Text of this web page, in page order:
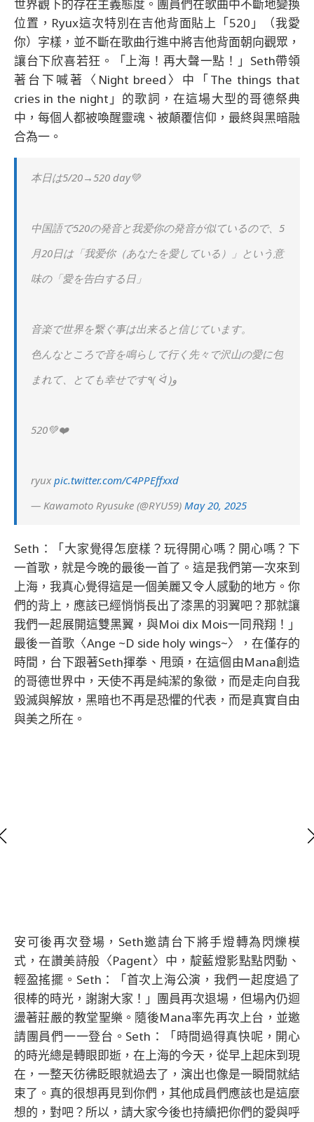
世界觀下的存在主義態度。團員們在歌曲中不斷地變換
位置，Ryux這次特別在吉他背面貼上「520」（我愛
你）字樣，並不斷在歌曲行進中將吉他背面朝向觀眾，
讓台下欣喜若狂。「上海！再大聲一點！」Seth帶領
著台下喊著〈Night breed〉中「The things that
cries in the night」的歌詞，在這場大型的哥德祭典
中，每個人都被喚醒靈魂、被顛覆信仰，最終與黑暗融
合為一。
本日は5/20→520 day💚
中国語で520の発音と我爱你の発音が似ているので、5
月20日は「我爱你（あなたを愛している）」という意
味の「愛を告白する日」
音楽で世界を繋ぐ事は出来ると信じています。
色んなところで音を鳴らして行く先々で沢山の愛に包
まれて、とても幸せです٩( ᐛ )و
520💚❤️
ryuxpic.twitter.com/C4PPEffxxd
— Kawamoto Ryusuke (@RYU59) May 20, 2025
Seth：「大家覺得怎麼樣？玩得開心嗎？開心嗎？下
一首歌，就是今晚的最後一首了。這是我們第一次來到
上海，我真心覺得這是一個美麗又令人感動的地方。你
們的背上，應該已經悄悄長出了漆黑的羽翼吧？那就讓
我們一起展開這雙黑翼，與Moi dix Mois一同飛翔！」
最後一首歌〈Ange ~D side holy wings~〉，在僅存的
時間，台下跟著Seth揮拳、甩頭，在這個由Mana創造
的哥德世界中，天使不再是純潔的象徵，而是走向自我
毀滅與解放，黑暗也不再是恐懼的代表，而是真實自由
與美之所在。
安可後再次登場，Seth邀請台下將手燈轉為閃爍模
式，在讚美詩般〈Pagent〉中，靛藍燈影點點閃動、
輕盈搖擺。Seth：「首次上海公演，我們一起度過了
很棒的時光，謝謝大家！」團員再次退場，但場內仍迴
盪著莊嚴的教堂聖樂。隨後Mana率先再次上台，並邀
請團員們一一登台。Seth：「時間過得真快呢，開心
的時光總是轉眼即逝，在上海的今天，從早上起床到現
在，一整天彷彿眨眼就過去了，演出也像是一瞬間就結
束了。真的很想再見到你們，其他成員們應該也是這麼
想的，對吧？所以，請大家今後也持續把你們的愛與呼